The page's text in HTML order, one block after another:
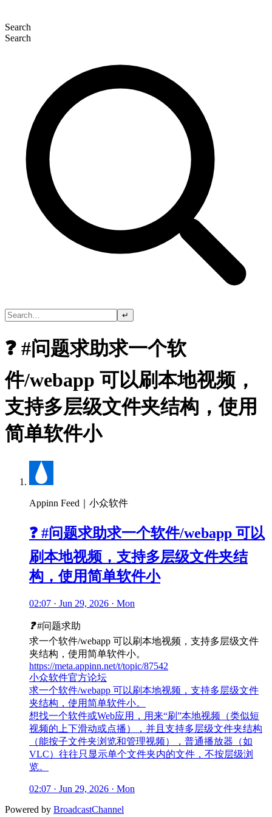
Search
Search
↵
❓ #问题求助求一个软
件/webapp 可以刷本地视频，
支持多层级文件夹结构，使用
简单软件小
Appinn Feed｜小众软件
❓ #问题求助求一个软件/webapp 可以
刷本地视频，支持多层级文件夹结
构，使用简单软件小
02:07 · Jun 29, 2026 · Mon
❓#问题求助
求一个软件/webapp 可以刷本地视频，支持多层级文件
夹结构，使用简单软件小。
https://meta.appinn.net/t/topic/87542
小众软件官方论坛
求一个软件/webapp 可以刷本地视频，支持多层级文件
夹结构，使用简单软件小。
想找一个软件或Web应用，用来“刷”本地视频（类似短
视频的上下滑动或点播），并且支持多层级文件夹结构
（能按子文件夹浏览和管理视频），普通播放器（如
VLC）往往只显示单个文件夹内的文件，不按层级浏
览。
02:07 · Jun 29, 2026 · Mon
Powered by BroadcastChannel